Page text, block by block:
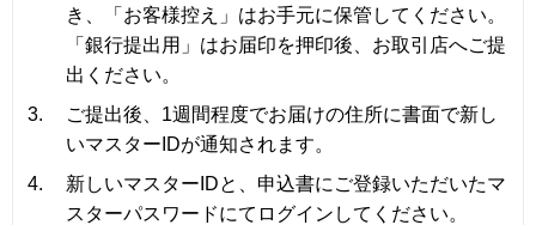
き、「お客様控え」はお手元に保管してください。
「銀行提出用」はお届印を押印後、お取引店へご提
出ください。
3.
ご提出後、1週間程度でお届けの住所に書面で新し
いマスターIDが通知されます。
4.
新しいマスターIDと、申込書にご登録いただいたマ
スターパスワードにてログインしてください。